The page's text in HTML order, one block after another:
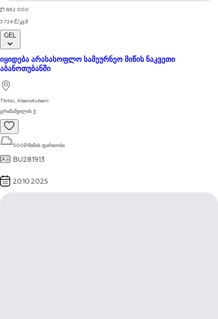
ყველას ნახვა
1 / 5
₾1 862 000
3 724 ₾/კვ.მ
GEL
იყიდება არასასოფლო სამეურნეო მიწის ნაკვეთი
აბანოთუბანში
Tbilisi, Abanotubani
გრიშაშვილის ქ.
500მ²მიწის ფართობი
BU281913
20.10.2025